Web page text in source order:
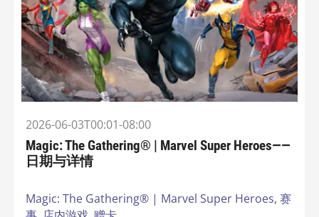
2026-06-03T00:01-08:00
Magic: The Gathering® | Marvel Super Heroes——
日期与详情
Magic: The Gathering® | Marvel Super Heroes, 赛